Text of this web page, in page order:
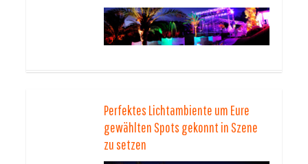
Perfektes Lichtambiente um Eure
gewählten Spots gekonnt in Szene
zu setzen